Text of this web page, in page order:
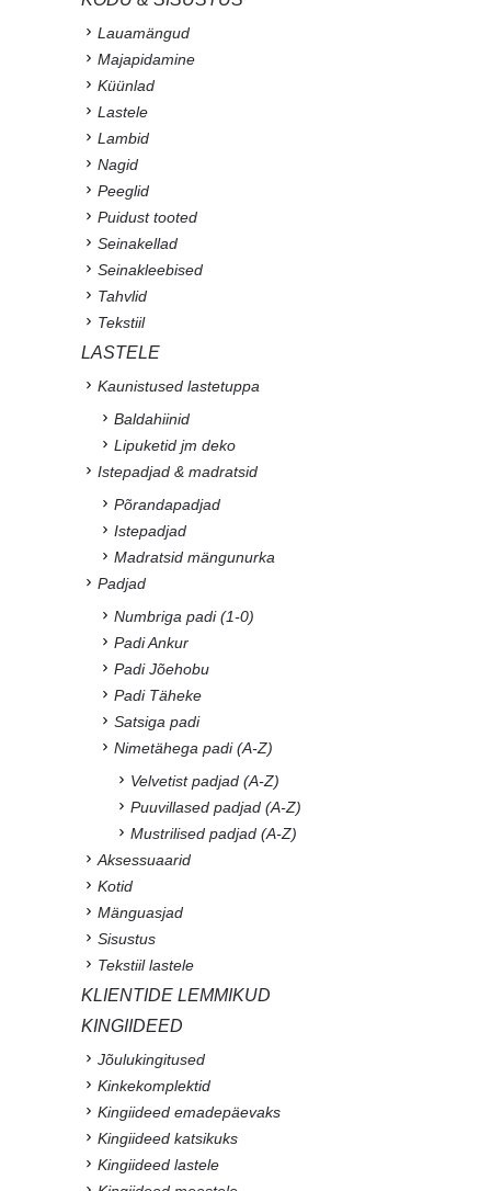
Lauamängud
Majapidamine
Küünlad
Lastele
Lambid
Nagid
Peeglid
Puidust tooted
Seinakellad
Seinakleebised
Tahvlid
Tekstiil
LASTELE
Kaunistused lastetuppa
Baldahiinid
Lipuketid jm deko
Istepadjad & madratsid
Põrandapadjad
Istepadjad
Madratsid mängunurka
Padjad
Numbriga padi (1-0)
Padi Ankur
Padi Jõehobu
Padi Täheke
Satsiga padi
Nimetähega padi (A-Z)
Velvetist padjad (A-Z)
Puuvillased padjad (A-Z)
Mustrilised padjad (A-Z)
Aksessuaarid
Kotid
Mänguasjad
Sisustus
Tekstiil lastele
KLIENTIDE LEMMIKUD
KINGIIDEED
Jõulukingitused
Kinkekomplektid
Kingiideed emadepäevaks
Kingiideed katsikuks
Kingiideed lastele